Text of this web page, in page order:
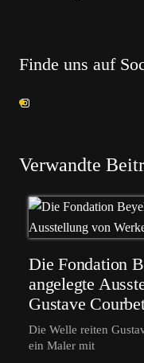
Finde uns auf
Verwandte
Die Fondation
angelegte
Gustave
Die Welle reiten
ein Maler mit